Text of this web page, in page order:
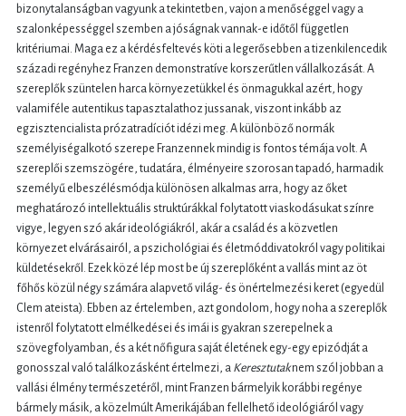
bizonytalanságban vagyunk a tekintetben, vajon a menőséggel vagy a
szalonképességgel szemben a jóságnak vannak-e időtől független
kritériumai. Maga ez a kérdésfeltevés köti a legerősebben a tizenkilencedik
századi regényhez Franzen demonstratíve korszerűtlen vállalkozását. A
szereplők szüntelen harca környezetükkel és önmagukkal azért, hogy
valamiféle autentikus tapasztalathoz jussanak, viszont inkább az
egzisztencialista prózatradíciót idézi meg. A különböző normák
személyiségalkotó szerepe Franzennek mindig is fontos témája volt. A
szereplői szemszögére, tudatára, élményeire szorosan tapadó, harmadik
személyű elbeszélésmódja különösen alkalmas arra, hogy az őket
meghatározó intellektuális struktúrákkal folytatott viaskodásukat színre
vigye, legyen szó akár ideológiákról, akár a család és a közvetlen
környezet elvárásairól, a pszichológiai és életmóddivatokról vagy politikai
küldetésekről. Ezek közé lép most be új szereplőként a vallás mint az öt
főhős közül négy számára alapvető világ- és önértelmezési keret (egyedül
Clem ateista). Ebben az értelemben, azt gondolom, hogy noha a szereplők
istenről folytatott elmélkedései és imái is gyakran szerepelnek a
szövegfolyamban, és a két nőfigura saját életének egy-egy epizódját a
gonosszal való találkozásként értelmezi, a Keresztutaknem szól jobban a
vallási élmény természetéről, mint Franzen bármelyik korábbi regénye
bármely másik, a közelmúlt Amerikájában fellelhető ideológiáról vagy